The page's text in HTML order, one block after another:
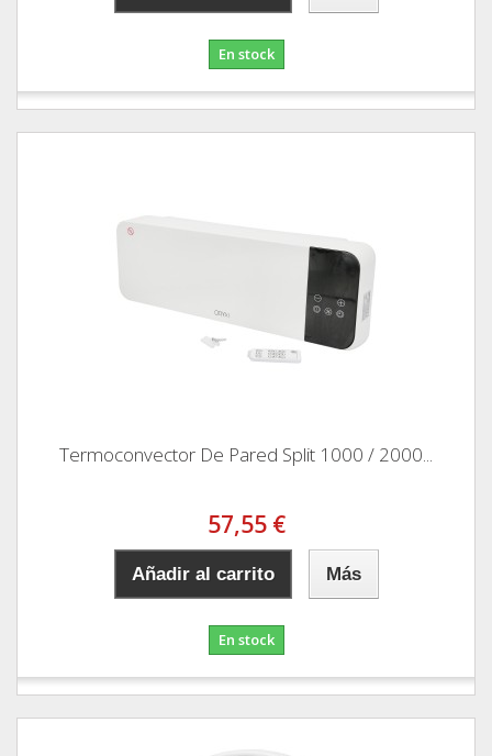
En stock
Termoconvector De Pared Split 1000 / 2000...
57,55 €
Añadir al carrito Más
En stock